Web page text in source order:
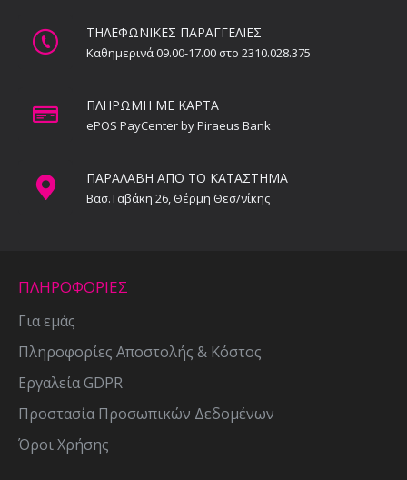
ΤΗΛΕΦΩΝΙΚΕΣ ΠΑΡΑΓΓΕΛΙΕΣ
Καθημερινά 09.00-17.00 στο 2310.028.375
ΠΛΗΡΩΜΗ ΜΕ ΚΑΡΤΑ
ePOS PayCenter by Piraeus Bank
ΠΑΡΑΛΑΒΗ ΑΠΟ ΤΟ ΚΑΤΑΣΤΗΜΑ
Βασ.Ταβάκη 26, Θέρμη Θεσ/νίκης
ΠΛΗΡΟΦΟΡΙΕΣ
Για εμάς
Πληροφορίες Αποστολής & Κόστος
Εργαλεία GDPR
Προστασία Προσωπικών Δεδομένων
Όροι Χρήσης